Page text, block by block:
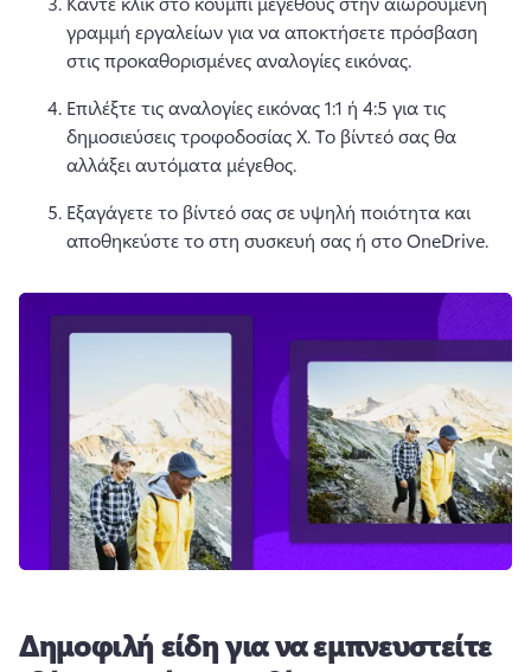
γραμμή εργαλείων για να αποκτήσετε πρόσβαση
στις προκαθορισμένες αναλογίες εικόνας.
Επιλέξτε τις αναλογίες εικόνας 1:1 ή 4:5 για τις
δημοσιεύσεις τροφοδοσίας X. Το βίντεό σας θα
αλλάξει αυτόματα μέγεθος.
Εξαγάγετε το βίντεό σας σε υψηλή ποιότητα και
αποθηκεύστε το στη συσκευή σας ή στο OneDrive.
Δημοφιλή είδη για να εμπνευστείτε